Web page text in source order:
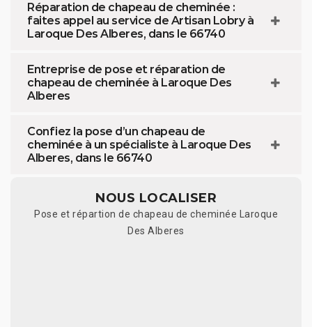
Réparation de chapeau de cheminée :
faites appel au service de Artisan Lobry à
Laroque Des Alberes, dans le 66740
Entreprise de pose et réparation de
chapeau de cheminée à Laroque Des
Alberes
Confiez la pose d’un chapeau de
cheminée à un spécialiste à Laroque Des
Alberes, dans le 66740
NOUS LOCALISER
Pose et répartion de chapeau de cheminée Laroque
Des Alberes